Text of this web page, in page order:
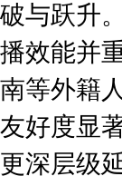
破与跃升
播效能并
南等外籍
友好度显
更深层级